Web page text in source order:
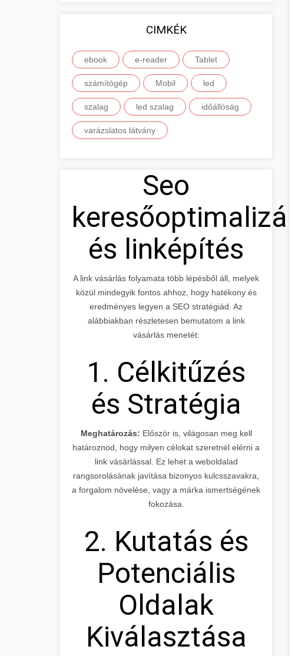
CIMKÉK
ebook e-reader Tablet
számítógép Mobil led
szalag led szalag időállóság
varázslatos látvány
Seo
és linképítés
A link vásárlás folyamata több lépésből áll, melyek
közül mindegyik fontos ahhoz, hogy hatékony és
eredményes legyen a SEO stratégiád. Az
alábbiakban részletesen bemutatom a link
vásárlás menetét:
1. Célkitűzés
és Stratégia
Meghatározás: Először is, világosan meg kell
határoznod, hogy milyen célokat szeretnél elérni a
link vásárlással. Ez lehet a weboldalad
rangsorolásának javítása bizonyos kulcsszavakra,
a forgalom növelése, vagy a márka ismertségének
fokozása.
2. Kutatás és
Potenciális
Oldalak
Kiválasztása